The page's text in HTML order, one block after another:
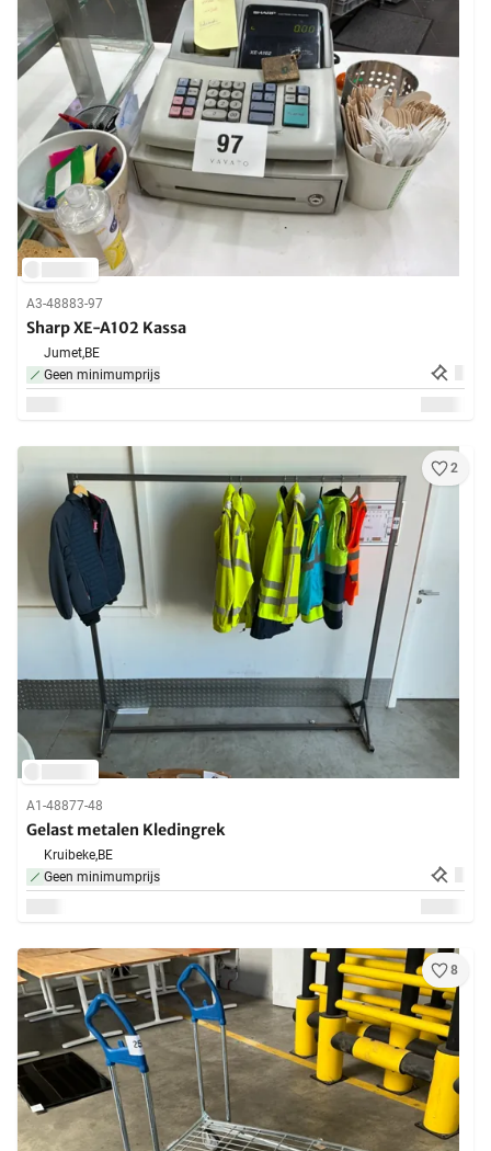
A3-48883-97
Sharp XE-A102 Kassa
Jumet,BE
Geen minimumprijs
2
A1-48877-48
Gelast metalen Kledingrek
Kruibeke,BE
Geen minimumprijs
8